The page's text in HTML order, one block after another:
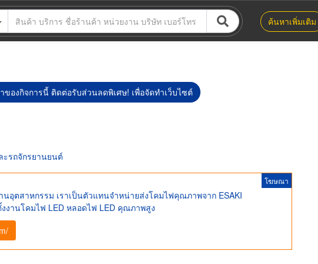
ค้นหาเพิ่มเติม
ของกิจการนี้ ติดต่อรับส่วนลดพิเศษ! เพื่อจัดทำเว็บไซต์
ะรถจักรยานยนต์
โฆษณา
นอุตสาหกรรม เราเป็นตัวแทนจำหน่ายส่งโคมไฟคุณภาพจาก ESAKI
งานโคมไฟ LED หลอดไฟ LED คุณภาพสูง